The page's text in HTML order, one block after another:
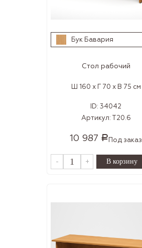
Бук Бавария
Стол рабочий
Ш 160 x Г 70 x В 75 см
ID: 34042
Артикул: Т20.6
10 987 Р Под заказ
- +